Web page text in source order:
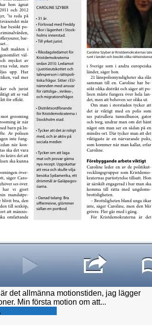
det allmänna motionstiden, jag lägger
Min första motion om att...
,